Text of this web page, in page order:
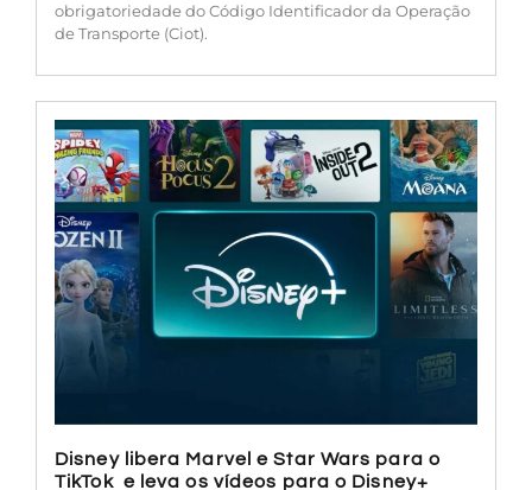
obrigatoriedade do Código Identificador da Operação
de Transporte (Ciot).
Disney libera Marvel e Star Wars para o
TikTok e leva os vídeos para o Disney+